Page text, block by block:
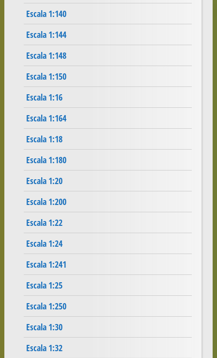
Escala 1:140
Escala 1:144
Escala 1:148
Escala 1:150
Escala 1:16
Escala 1:164
Escala 1:18
Escala 1:180
Escala 1:20
Escala 1:200
Escala 1:22
Escala 1:24
Escala 1:241
Escala 1:25
Escala 1:250
Escala 1:30
Escala 1:32